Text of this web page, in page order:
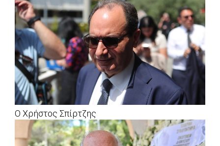
Ο Χρήστος Σπίρτζης